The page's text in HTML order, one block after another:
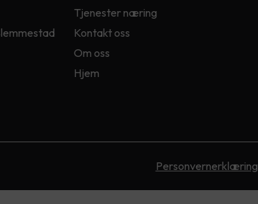
Tjenester næring
Kontakt oss
Om oss
Hjem
Personvernerklæring